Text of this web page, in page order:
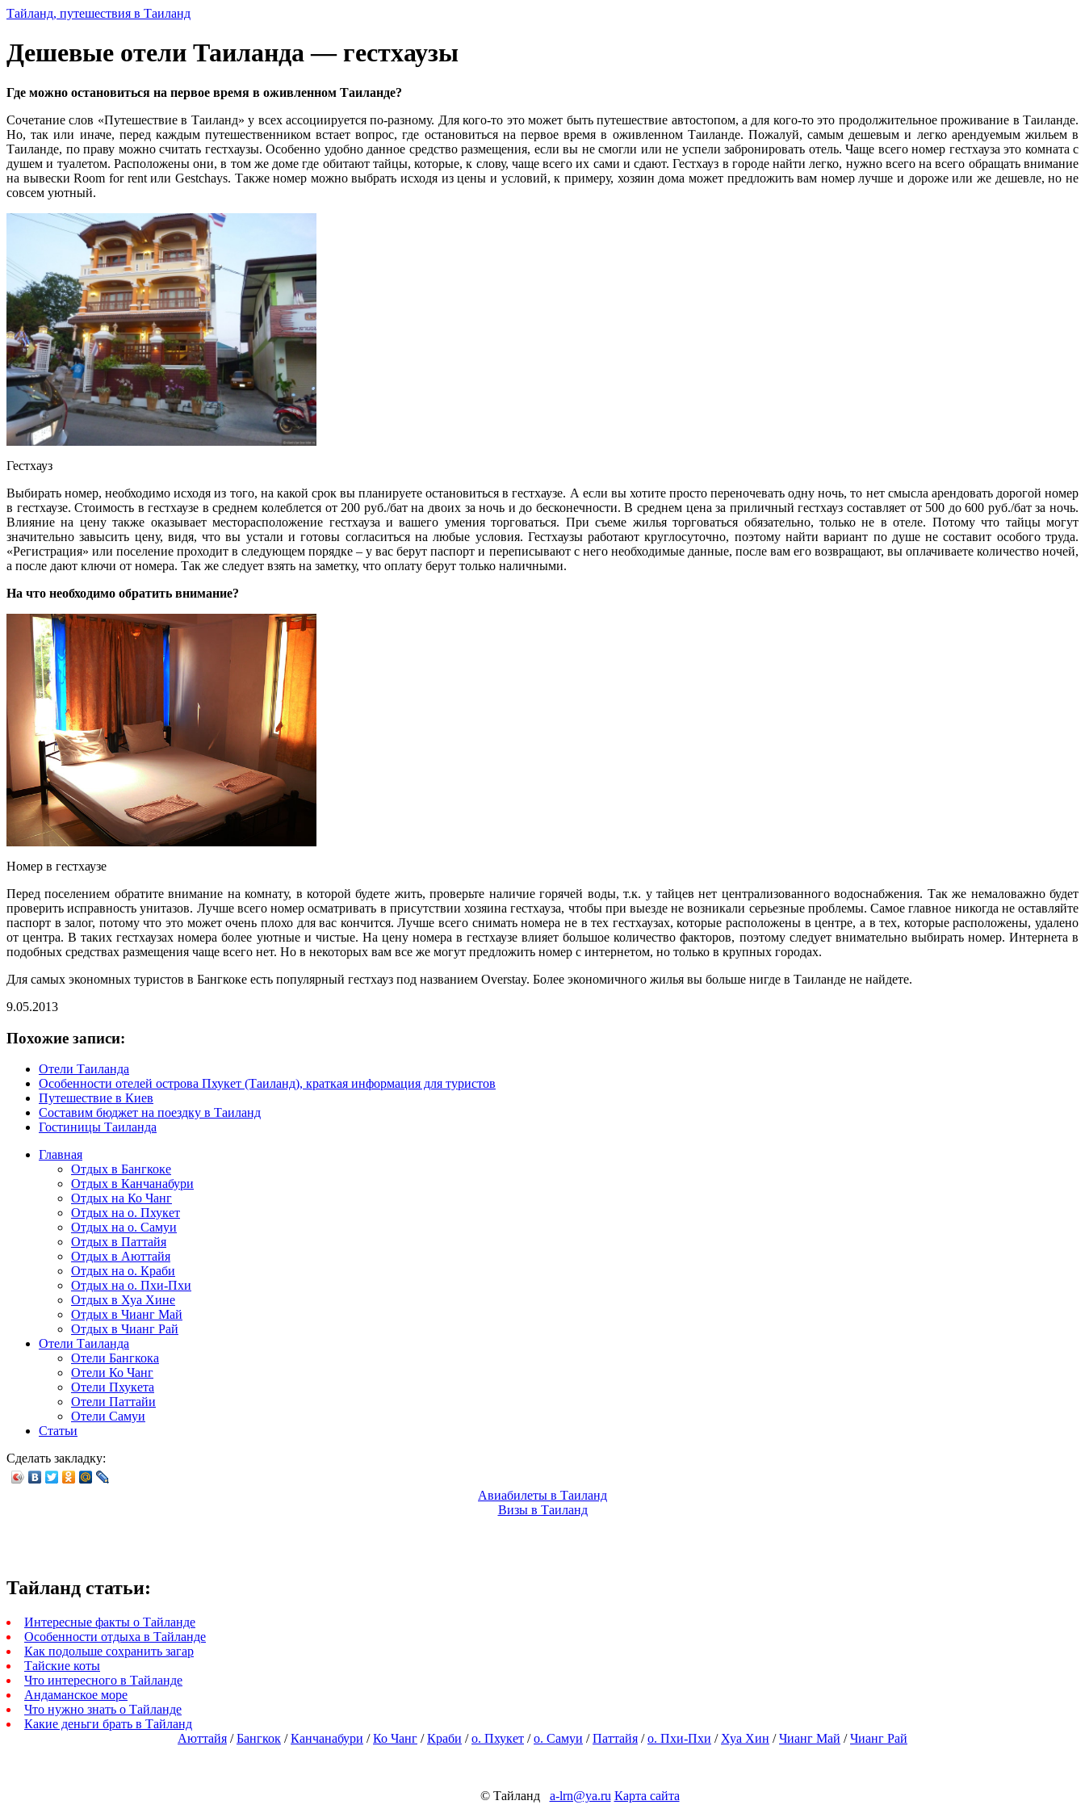
Тайланд, путешествия в Таиланд
Дешевые отели Таиланда — гестхаузы
Где можно остановиться на первое время в оживленном Таиланде?
Сочетание слов «Путешествие в Таиланд» у всех ассоциируется по-разному. Для кого-то это может быть путешествие автостопом, а для кого-то это продолжительное проживание в Таиланде.
Но, так или иначе, перед каждым путешественником встает вопрос, где остановиться на первое время в оживленном Таиланде. Пожалуй, самым дешевым и легко арендуемым жильем в
Таиланде, по праву можно считать гестхаузы. Особенно удобно данное средство размещения, если вы не смогли или не успели забронировать отель. Чаще всего номер гестхауза это комната с
душем и туалетом. Расположены они, в том же доме где обитают тайцы, которые, к слову, чаще всего их сами и сдают. Гестхауз в городе найти легко, нужно всего на всего обращать внимание
на вывески Room for rent или Gestchays. Также номер можно выбрать исходя из цены и условий, к примеру, хозяин дома может предложить вам номер лучше и дороже или же дешевле, но не
совсем уютный.
Гестхауз
Выбирать номер, необходимо исходя из того, на какой срок вы планируете остановиться в гестхаузе. А если вы хотите просто переночевать одну ночь, то нет смысла арендовать дорогой номер
в гестхаузе. Стоимость в гестхаузе в среднем колеблется от 200 руб./бат на двоих за ночь и до бесконечности. В среднем цена за приличный гестхауз составляет от 500 до 600 руб./бат за ночь.
Влияние на цену также оказывает месторасположение гестхауза и вашего умения торговаться. При съеме жилья торговаться обязательно, только не в отеле. Потому что тайцы могут
значительно завысить цену, видя, что вы устали и готовы согласиться на любые условия. Гестхаузы работают круглосуточно, поэтому найти вариант по душе не составит особого труда.
«Регистрация» или поселение проходит в следующем порядке – у вас берут паспорт и переписывают с него необходимые данные, после вам его возвращают, вы оплачиваете количество ночей,
а после дают ключи от номера. Так же следует взять на заметку, что оплату берут только наличными.
На что необходимо обратить внимание?
Номер в гестхаузе
Перед поселением обратите внимание на комнату, в которой будете жить, проверьте наличие горячей воды, т.к. у тайцев нет централизованного водоснабжения. Так же немаловажно будет
проверить исправность унитазов. Лучше всего номер осматривать в присутствии хозяина гестхауза, чтобы при выезде не возникали серьезные проблемы. Самое главное никогда не оставляйте
паспорт в залог, потому что это может очень плохо для вас кончится. Лучше всего снимать номера не в тех гестхаузах, которые расположены в центре, а в тех, которые расположены, удалено
от центра. В таких гестхаузах номера более уютные и чистые. На цену номера в гестхаузе влияет большое количество факторов, поэтому следует внимательно выбирать номер. Интернета в
подобных средствах размещения чаще всего нет. Но в некоторых вам все же могут предложить номер с интернетом, но только в крупных городах.
Для самых экономных туристов в Бангкоке есть популярный гестхауз под названием Overstay. Более экономичного жилья вы больше нигде в Таиланде не найдете.
9.05.2013
Похожие записи:
Отели Таиланда
Особенности отелей острова Пхукет (Таиланд), краткая информация для туристов
Путешествие в Киев
Составим бюджет на поездку в Таиланд
Гостиницы Таиланда
Главная
Отдых в Бангкоке
Отдых в Канчанабури
Отдых на Ко Чанг
Отдых на о. Пхукет
Отдых на о. Самуи
Отдых в Паттайя
Отдых в Аюттайя
Отдых на о. Краби
Отдых на о. Пхи-Пхи
Отдых в Хуа Хине
Отдых в Чианг Май
Отдых в Чианг Рай
Отели Таиланда
Отели Бангкока
Отели Ко Чанг
Отели Пхукета
Отели Паттайи
Отели Самуи
Статьи
Сделать закладку:
Авиабилеты в Таиланд
Визы в Таиланд
Тайланд статьи:
Интересные факты о Тайланде
Особенности отдыха в Тайланде
Как подольше сохранить загар
Тайские коты
Что интересного в Тайланде
Андаманское море
Что нужно знать о Тайланде
Какие деньги брать в Тайланд
Аюттайя /Бангкок /Канчанабури /Ко Чанг /Краби /о. Пхукет /о. Самуи /Паттайя /о. Пхи-Пхи / Хуа Хин /Чианг Май /Чианг Рай
© Тайланд a-lrn@ya.ru Карта сайта